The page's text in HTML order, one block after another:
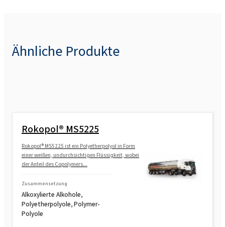
Rokopol® G1000 (Polyether polyol)
Rokopol® G441 (Polyether polyol)
Rokopol® G700 (Polyether polyol)
Ähnliche Produkte
Rokopol® MS5225
Rokopol® MS5225 ist ein Polyetherpolyol in Form
einer weißen, undurchsichtigen Flüssigkeit, wobei
der Anteil des Copolymers...
Zusammensetzung
Alkoxylierte Alkohole,
Polyetherpolyole, Polymer-
Polyole